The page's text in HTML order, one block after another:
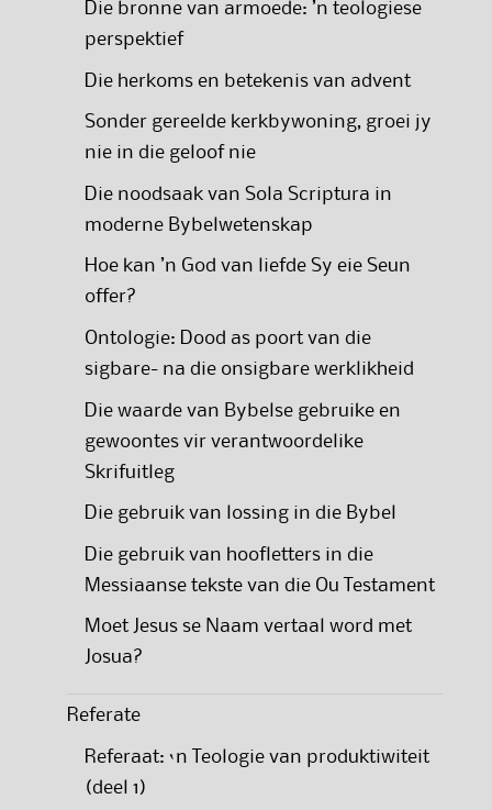
Die bronne van armoede: ’n teologiese
perspektief
Die herkoms en betekenis van advent
Sonder gereelde kerkbywoning, groei jy
nie in die geloof nie
Die noodsaak van Sola Scriptura in
moderne Bybelwetenskap
Hoe kan ’n God van liefde Sy eie Seun
offer?
Ontologie: Dood as poort van die
sigbare- na die onsigbare werklikheid
Die waarde van Bybelse gebruike en
gewoontes vir verantwoordelike
Skrifuitleg
Die gebruik van lossing in die Bybel
Die gebruik van hoofletters in die
Messiaanse tekste van die Ou Testament
Moet Jesus se Naam vertaal word met
Josua?
Referate
Referaat: ‘n Teologie van produktiwiteit
(deel 1)